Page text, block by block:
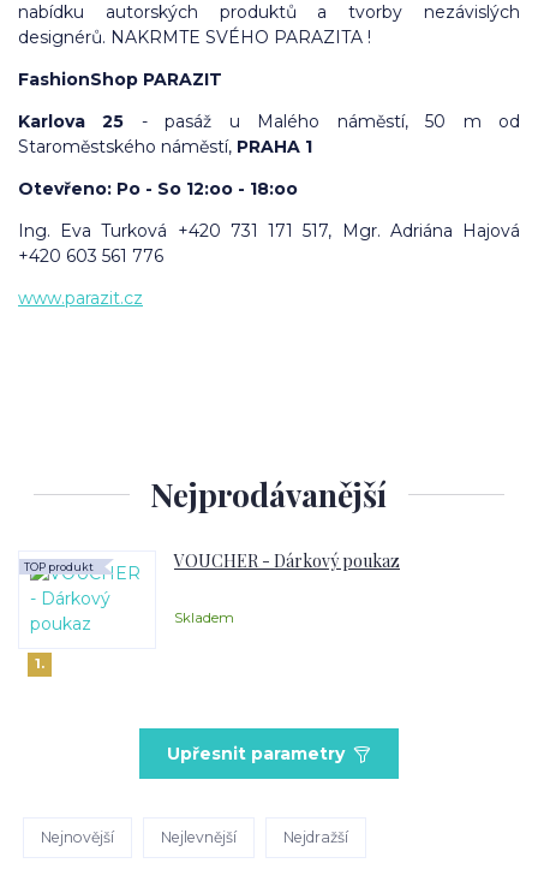
nabídku autorských produktů a tvorby nezávislých
designérů. NAKRMTE SVÉHO PARAZITA !
FashionShop PARAZIT
Karlova 25 - pasáž u Malého náměstí, 50 m od
Staroměstského náměstí, PRAHA 1
Otevřeno: Po - So 12:oo - 18:oo
Ing.
Eva Turková +420 731 171 517, Mgr. Adriána Hajová
+420 603 561 776
www.parazit.cz
Nejprodávanější
1.
VOUCHER - Dárkový poukaz
Skladem
TOP produkt
Upřesnit parametry
Nejnovější Nejlevnější Nejdražší